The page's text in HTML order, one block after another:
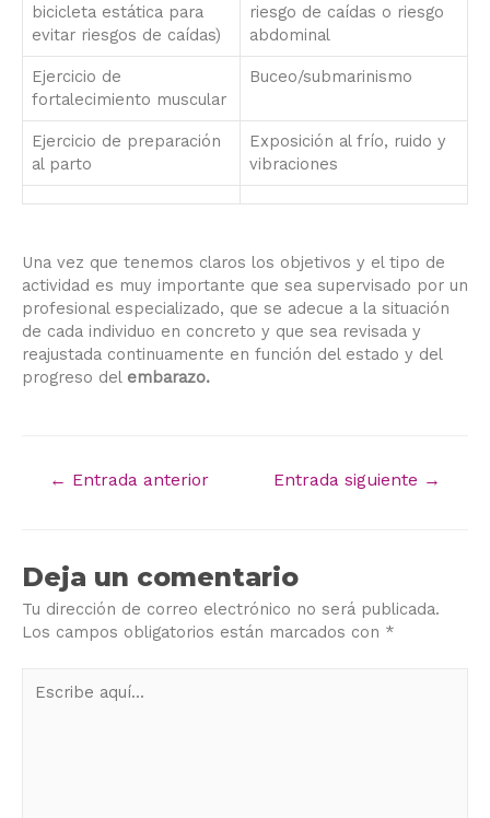
bicicleta estática para
evitar riesgos de caídas)
riesgo de caídas o riesgo
abdominal
Ejercicio de
fortalecimiento muscular
Buceo/submarinismo
Ejercicio de preparación
al parto
Exposición al frío, ruido y
vibraciones
Una vez que tenemos claros los objetivos y el tipo de
actividad es muy importante que sea supervisado por un
profesional especializado, que se adecue a la situación
de cada individuo en concreto y que sea revisada y
reajustada continuamente en función del estado y del
progreso del embarazo.
← Entrada anterior Entrada siguiente →
Deja un comentario
Tu dirección de correo electrónico no será publicada.
Los campos obligatorios están marcados con *